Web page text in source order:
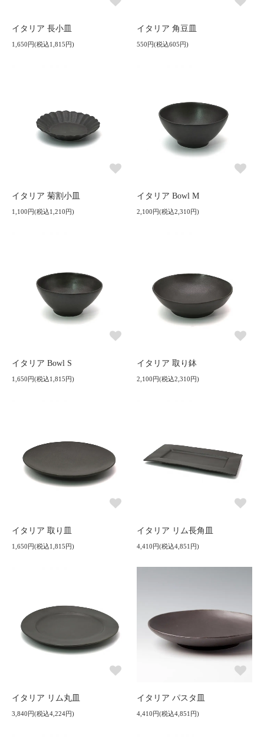
イタリア 長小皿
1,650円(税込1,815円)
イタリア 角豆皿
550円(税込605円)
イタリア 菊割小皿
1,100円(税込1,210円)
イタリア Bowl M
2,100円(税込2,310円)
イタリア Bowl S
1,650円(税込1,815円)
イタリア 取り鉢
2,100円(税込2,310円)
イタリア 取り皿
1,650円(税込1,815円)
イタリア リム長角皿
4,410円(税込4,851円)
イタリア リム丸皿
3,840円(税込4,224円)
イタリア パスタ皿
4,410円(税込4,851円)